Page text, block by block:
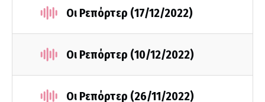
Οι Ρεπόρτερ (17/12/2022)
Οι Ρεπόρτερ (10/12/2022)
Οι Ρεπόρτερ (26/11/2022)